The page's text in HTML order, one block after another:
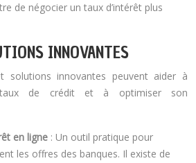
de négocier un taux d’intérêt plus
INNOVANTES
solutions innovantes peuvent aider à
de crédit et à optimiser son
en ligne : Un outil pratique pour
les offres des banques. Il existe de